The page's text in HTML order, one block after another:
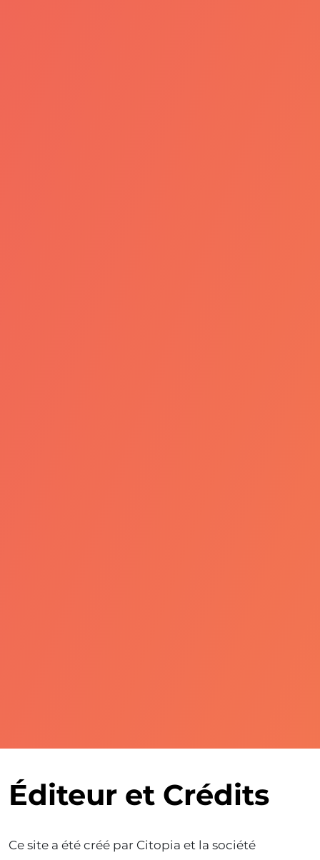
Éditeur et Crédits
Ce site a été créé par Citopia et la société